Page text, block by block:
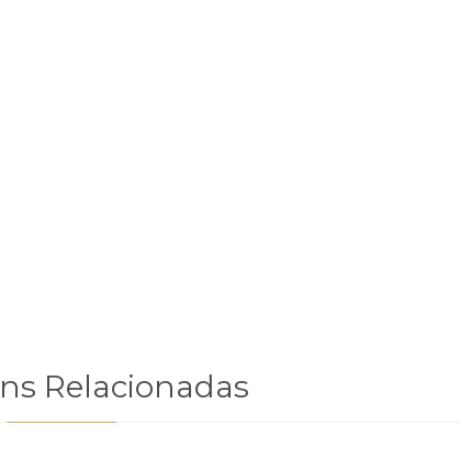
Relacionadas